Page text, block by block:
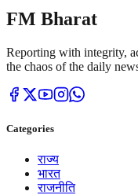
FM Bharat
Reporting with integrity,
the chaos of the daily
Categories
राज्य
भारत
राजनीति